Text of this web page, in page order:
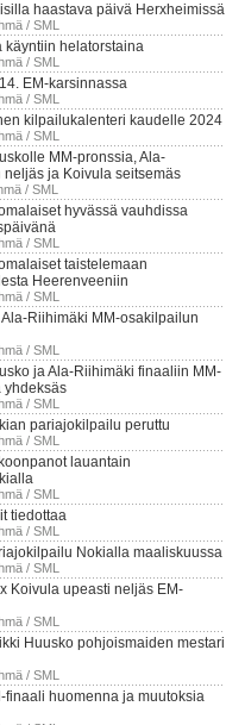
haastava päivä Herxheimissä
/ SML
käyntiin helatorstaina
/ SML
EM-karsinnassa
/ SML
kilpailukalenteri kaudelle 2024
/ SML
MM-pronssia, Ala-
neljäs ja Koivula seitsemäs
/ SML
hyvässä vauhdissa
/ SML
taistelemaan
Heerenveeniin
/ SML
Ala-Riihimäki MM-osakilpailun
/ SML
ja Ala-Riihimäki finaaliin MM-
yhdeksäs
/ SML
pariajokilpailu peruttu
/ SML
lauantain
/ SML
tiedottaa
/ SML
Nokialla maaliskuussa
/ SML
Koivula upeasti neljäs EM-
/ SML
Huusko pohjoismaiden mestari
/ SML
finaali huomenna ja muutoksia